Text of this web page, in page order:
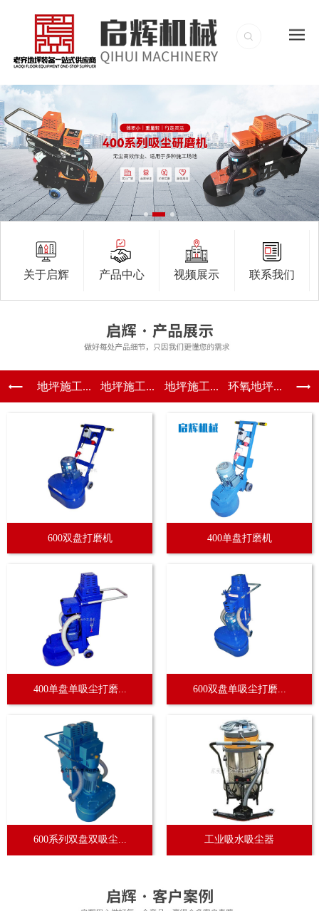
关于启辉 产品中心 视频展示 联系我们
地坪施工... 地坪施工... 地坪施工... 环氧地坪...
600双盘打磨机 400单盘打磨机
400单盘单吸尘打磨... 600双盘单吸尘打磨...
600系列双盘双吸尘... 工业吸水吸尘器